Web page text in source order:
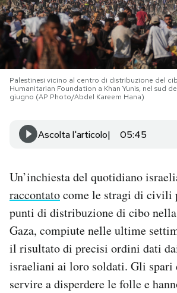
NEWSLETTER
I MIEI PREFERITI
SHOP
CALENDARIO
Newsletter
Notifiche mobile
Regala il Post
Hai bisogno di aiuto?
Esci
Palestinesi vicino al centro di distribuzione del
Humanitarian Foundation a Khan Yunis, nel sud
giugno (AP Photo/Abdel Kareem Hana)
Ascolta l'articolo 05:45
Un’inchiesta del quotidiano
raccontatocome le stragi di civili
punti di distribuzione di cibo
Gaza, compiute nelle ultime
il risultato di precisi ordini dati
israeliani ai loro soldati. Gli spari
servire a disperdere le folle e